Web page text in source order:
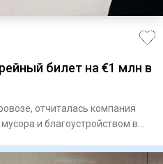
билет на €1 млн в
отчиталась компания
и благоустройством в